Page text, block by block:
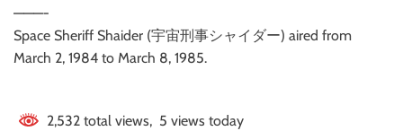
———-
Space Sheriff Shaider (宇宙刑事シャイダー) aired from
March 2, 1984 to March 8, 1985.
2,532 total views, 5 views today